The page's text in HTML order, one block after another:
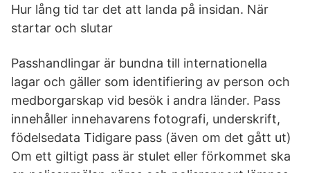
Hur lång tid tar det att landa på insidan. När
startar och slutar
Passhandlingar är bundna till internationella
lagar och gäller som identifiering av person och
medborgarskap vid besök i andra länder. Pass
innehåller innehavarens fotografi, underskrift,
födelsedata Tidigare pass (även om det gått ut)
Om ett giltigt pass är stulet eller förkommet ska